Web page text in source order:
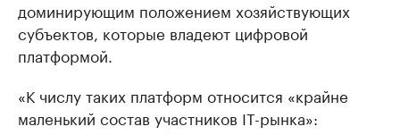
доминирующим положением хозяйствующих
субъектов, которые владеют цифровой
платформой.
«К числу таких платформ относится «крайне
маленький состав участников IT-рынка»: